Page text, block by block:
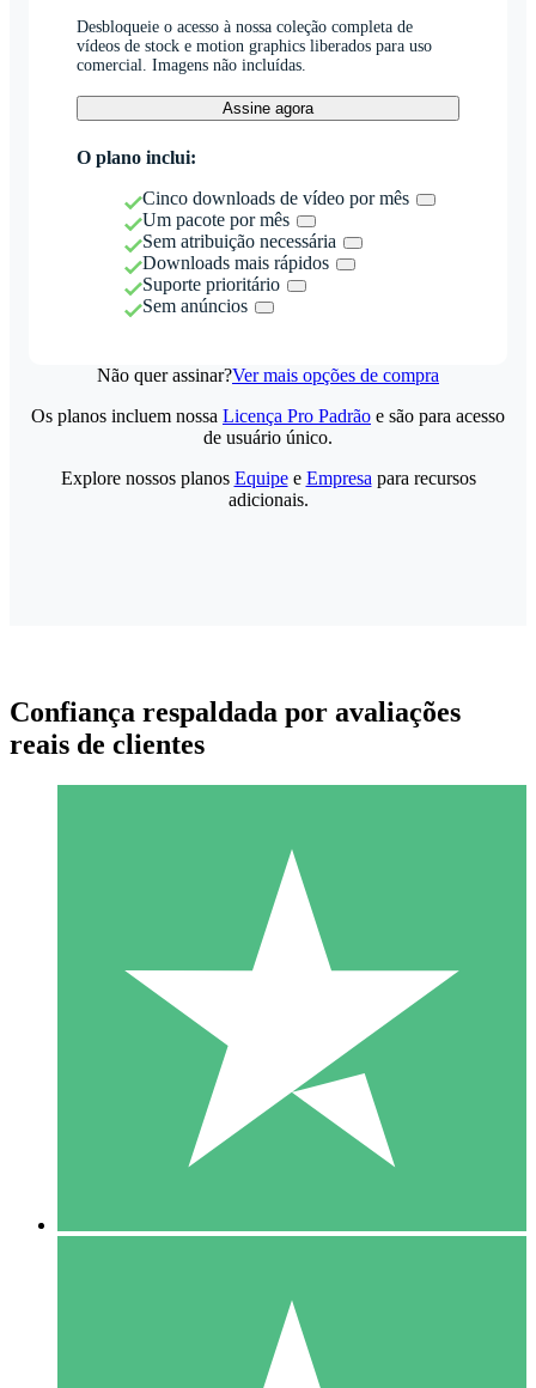
Desbloqueie o acesso à nossa coleção completa de
vídeos de stock e motion graphics liberados para uso
comercial. Imagens não incluídas.
Assine agora
O plano inclui:
Cinco downloads de vídeo por mês
Um pacote por mês
Sem atribuição necessária
Downloads mais rápidos
Suporte prioritário
Sem anúncios
Não quer assinar?Ver mais opções de compra
Pacotes de Créditos Individuais
Pague conforme o uso com créditos de download. Sem
1000
10 Downloads
20 00
Os planos incluem nossa Licença Pro Padrão e são para acesso
de usuário único.
Explore nossos planos Equipee Empresa para recursos
adicionais.
Confiança respaldada por avaliações
reais de clientes